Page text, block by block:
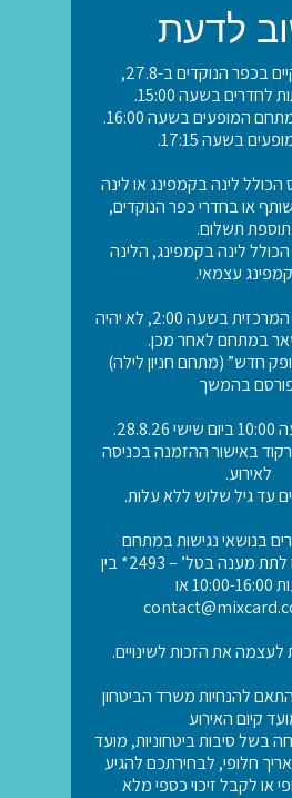
לדעת
בכפר הנוקדים ב-27.8,
בשעה 15:00.
המופעים בשעה 16:00.
בשעה 17:15.
הכולל לינה בקמפינג או לינה
או בחדרי כפר הנוקדים,
תשלום.
לינה בקמפינג, הלינה
עצמאי.
סיום אירוע בבמה המרכזית בשעה 2:00, לא יהיה
במתחם לאחר מכן.
חדש” (מתחם חניון לילה)
בהמשך
באישור ההזמנה בכניסה
לאירוע.
עד גיל שלוש ללא עלות.
בנושאי נגישות במתחם
הפסטיבל נשמח לתת מענה בטל’ – 2493* בין
השעות 10:00-16:00 או
את הזכות לשינויים.
להנחיות משרד הביטחון
קיום האירוע
בשל סיבות ביטחוניות, מועד
חלופי, לבחירתכם להגיע
או לקבל זיכוי כספי מלא